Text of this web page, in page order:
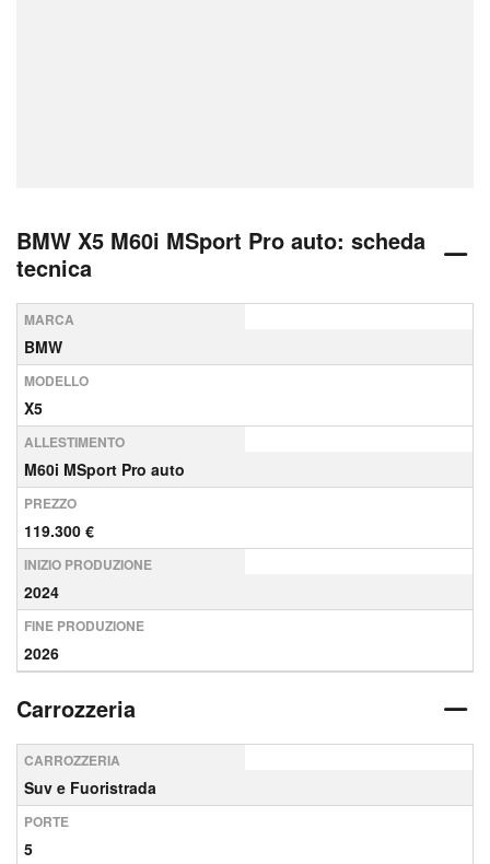
BMW X5 M60i MSport Pro auto: scheda
tecnica
MARCA
BMW
MODELLO
X5
ALLESTIMENTO
M60i MSport Pro auto
PREZZO
119.300 €
INIZIO PRODUZIONE
2024
FINE PRODUZIONE
2026
Carrozzeria
CARROZZERIA
Suv e Fuoristrada
PORTE
5